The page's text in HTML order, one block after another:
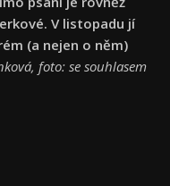
V listopadu jí
(a nejen o něm)
foto: se souhlasem